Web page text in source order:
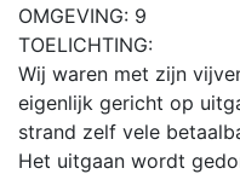
OMGEVING: 9
TOELICHTING:
Wij waren met zijn
eigenlijk gericht op
strand zelf vele
Het uitgaan wordt